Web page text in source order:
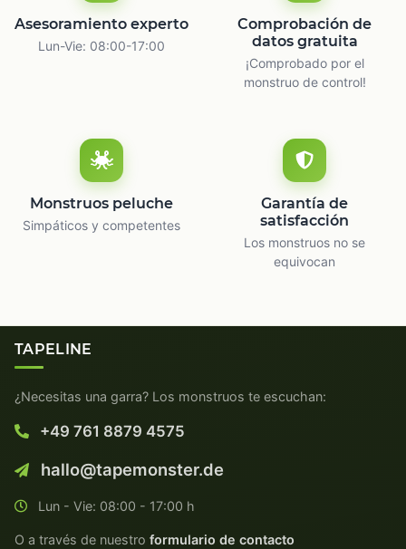
Asesoramiento experto
Lun-Vie: 08:00-17:00
Comprobación de
datos gratuita
¡Comprobado por el
monstruo de control!
Monstruos peluche
Simpáticos y competentes
Garantía de
satisfacción
Los monstruos no se
equivocan
TAPELINE
¿Necesitas una garra? Los monstruos te escuchan:
+49 761 8879 4575
hallo@tapemonster.de
Lun - Vie: 08:00 - 17:00 h
O a través de nuestro formulario de contacto